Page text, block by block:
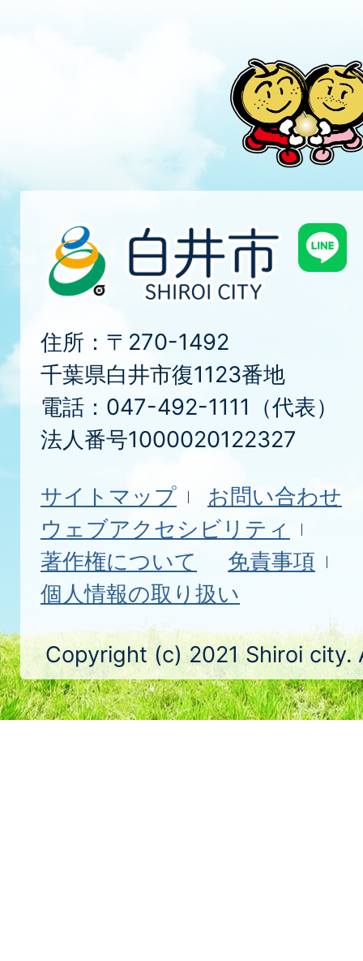
住所：〒270-1492
千葉県白井市復1123番地
電話：047-492-1111（代表）
法人番号1000020122327
サイトマップ
お問い合わせ
ウェブアクセシビリティ
著作権について
免責事項
個人情報の取り扱い
Copyright (c) 2021 Shiroi city.